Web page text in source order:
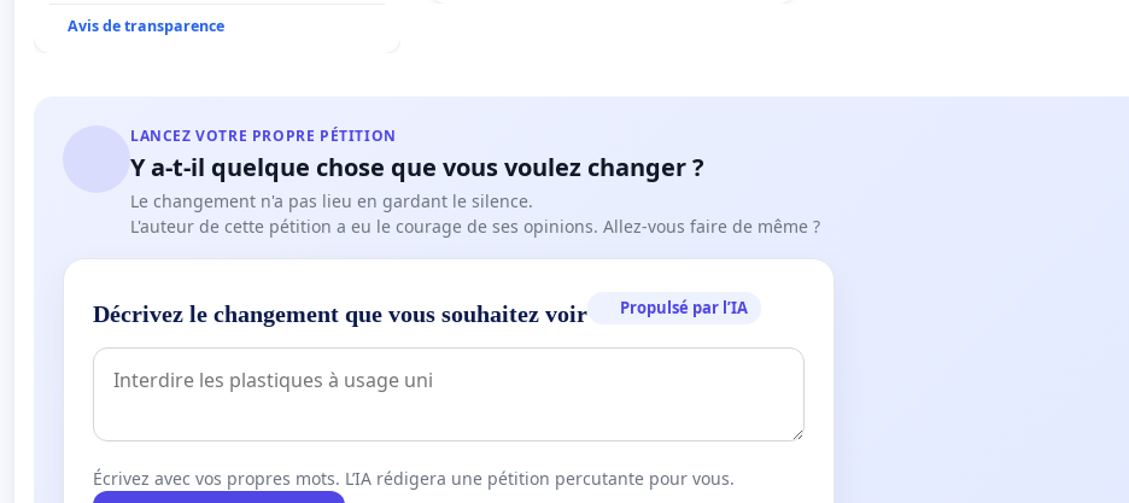
Avis de transparence
LANCEZ VOTRE PROPRE PÉTITION
Y a-t-il quelque chose que vous voulez changer ?
Le changement n'a pas lieu en gardant le silence.
L'auteur de cette pétition a eu le courage de ses opinions. Allez-vous faire de même ?
Décrivez le changement que vous souhaitez voir Propulsé par l’IA
Écrivez avec vos propres mots. L’IA rédigera une pétition percutante pour vous.